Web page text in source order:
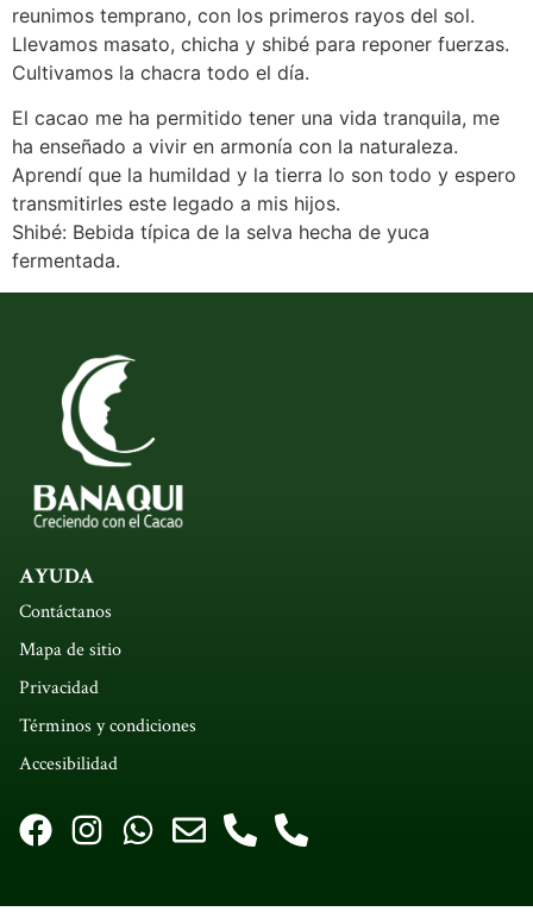
Inicio
Conoce Curimaná
Tienda Online
reunimos temprano, con los primeros rayos del sol.
Llevamos masato, chicha y shibé para reponer fuerzas.
Cultivamos la chacra todo el día.
El cacao me ha permitido tener una vida tranquila, me
ha enseñado a vivir en armonía con la naturaleza.
Aprendí que la humildad y la tierra lo son todo y espero
transmitirles este legado a mis hijos.
Shibé: Bebida típica de la selva hecha de yuca
fermentada.
AYUDA
Contáctanos
Mapa de sitio
Privacidad
Términos y condiciones
Accesibilidad